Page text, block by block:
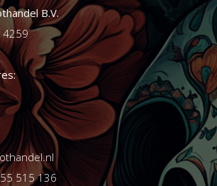
B.V.
515 136